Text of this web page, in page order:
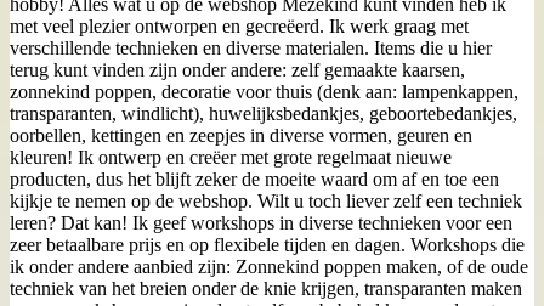
hobby! Alles wat u op de webshop Mezekind kunt vinden heb ik
met veel plezier ontworpen en gecreëerd. Ik werk graag met
verschillende technieken en diverse materialen. Items die u hier
terug kunt vinden zijn onder andere: zelf gemaakte kaarsen,
zonnekind poppen, decoratie voor thuis (denk aan: lampenkappen,
transparanten, windlicht), huwelijksbedankjes, geboortebedankjes,
oorbellen, kettingen en zeepjes in diverse vormen, geuren en
kleuren! Ik ontwerp en creëer met grote regelmaat nieuwe
producten, dus het blijft zeker de moeite waard om af en toe een
kijkje te nemen op de webshop. Wilt u toch liever zelf een techniek
leren? Dat kan! Ik geef workshops in diverse technieken voor een
zeer betaalbare prijs en op flexibele tijden en dagen. Workshops die
ik onder andere aanbied zijn: Zonnekind poppen maken, of de oude
techniek van het breien onder de knie krijgen, transparanten maken